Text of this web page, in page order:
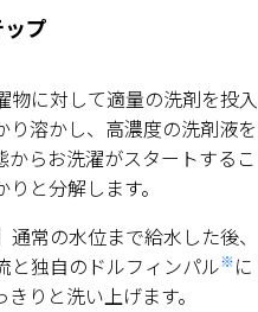
プ
物に対して適量の洗剤を投入
溶かし、高濃度の洗剤液を
らお洗濯がスタートするこ
と分解します。
通常の水位まで給水した後、
と独自のドルフィンパル※に
りと洗い上げます。